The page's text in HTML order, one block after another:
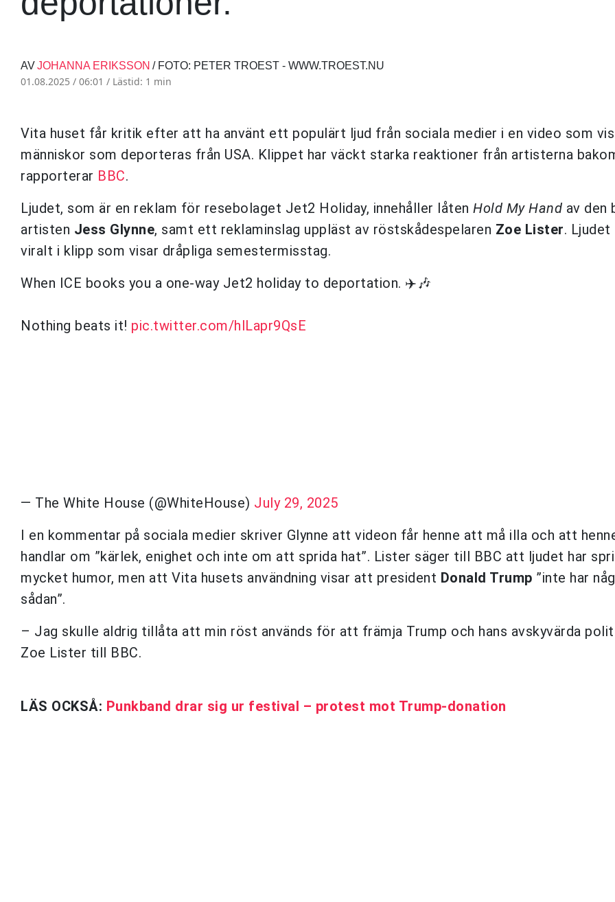
AVJOHANNA ERIKSSON / FOTO: PETER TROEST - WWW.TROEST.NU
01.08.2025 / 06:01 / Lästid: 1 min
Vita huset får kritik efter att ha använt ett populärt ljud från sociala medier i en video som
människor som deporteras från USA. Klippet har väckt starka reaktioner från artisterna
rapporterar BBC.
Ljudet, som är en reklam för resebolaget Jet2 Holiday, innehåller låten Hold My Hand av den
artisten Jess Glynne, samt ett reklaminslag uppläst av röstskådespelaren Zoe Lister.
viralt i klipp som visar dråpliga semestermisstag.
When ICE books you a one-way Jet2 holiday to deportation. ✈️🎶
Nothing beats it! pic.twitter.com/hlLapr9QsE
— The White House (@WhiteHouse) July 29, 2025
I en kommentar på sociala medier skriver Glynne att videon får henne att må illa och att
handlar om ”kärlek, enighet och inte om att sprida hat”. Lister säger till BBC att ljudet har
mycket humor, men att Vita husets användning visar att president Donald Trump ”inte har
sådan”.
– Jag skulle aldrig tillåta att min röst används för att främja Trump och hans avskyvärda
Zoe Lister till BBC.
LÄS OCKSÅ: Punkband drar sig ur festival – protest mot Trump-donation